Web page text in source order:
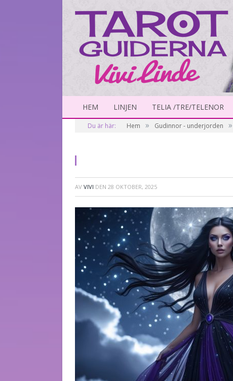
HEM LINJEN TELIA /TRE/TELENOR
Du är här: Hem » Gudinnor - underjorden »
AV VIVI DEN 28 OKTOBER, 2025